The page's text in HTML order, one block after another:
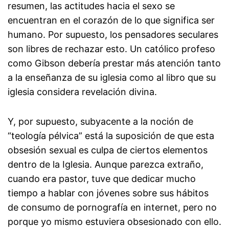
resumen, las actitudes hacia el sexo se
encuentran en el corazón de lo que significa ser
humano. Por supuesto, los pensadores seculares
son libres de rechazar esto. Un católico profeso
como Gibson debería prestar más atención tanto
a la enseñanza de su iglesia como al libro que su
iglesia considera revelación divina.
Y, por supuesto, subyacente a la noción de
“teología pélvica” está la suposición de que esta
obsesión sexual es culpa de ciertos elementos
dentro de la Iglesia. Aunque parezca extraño,
cuando era pastor, tuve que dedicar mucho
tiempo a hablar con jóvenes sobre sus hábitos
de consumo de pornografía en internet, pero no
porque yo mismo estuviera obsesionado con ello.